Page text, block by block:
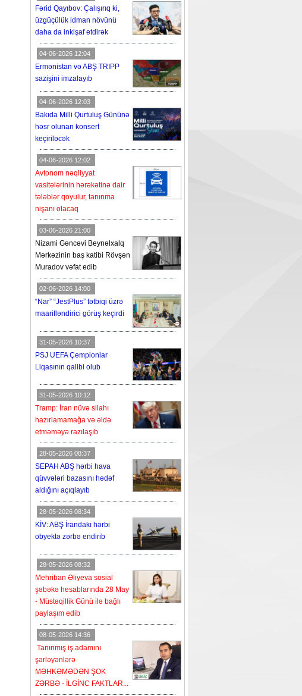
Fərid Qayıbov: Çalışırıq ki,
üzgüçülük idman növünü
daha da inkişaf etdirək
04-06-2026 12:04
Ermənistan və ABŞ TRIPP
sazişini imzalayıb
04-06-2026 12:03
Bakıda Milli Qurtuluş Gününə
həsr olunan konsert
keçiriləcək
04-06-2026 12:02
Avtonom nəqliyyat
vasitələrinin hərəkətinə dair
tələblər qoyulur, tanınma
nişanı olacaq
03-06-2026 21:00
Nizami Gəncəvi Beynəlxalq
Mərkəzinin baş katibi Rövşən
Muradov vəfat edib
02-06-2026 14:00
“Nar” “JestPlus” tətbiqi üzrə
maarifləndirici görüş keçirdi
31-05-2026 10:37
PSJ UEFA Çempionlar
Liqasının qalibi olub
31-05-2026 10:12
Tramp: İran nüvə silahı
hazırlamamağa və əldə
etməməyə razılaşıb
28-05-2026 08:37
SEPAH ABŞ hərbi hava
qüvvələri bazasını hədəf
aldığını açıqlayıb
28-05-2026 08:34
KİV: ABŞ İrandakı hərbi
obyektə zərbə endirib
28-05-2026 08:32
Mehriban Əliyeva sosial
şəbəkə hesablarında 28 May
- Müstəqillik Günü ilə bağlı
paylaşım edib
08-05-2026 14:36
Tanınmış iş adamını
şərləyənlərə
MƏHKƏMƏDƏN ŞOK
ZƏRBƏ - İLGİNC FAKTLAR...